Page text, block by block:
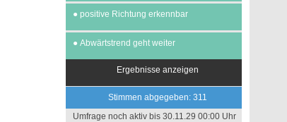
● positive Richtung erkennbar
● Abwärtstrend geht weiter
Ergebnisse anzeigen
Stimmen abgegeben: 311
Umfrage noch aktiv bis 30.11.29 00:00 Uhr